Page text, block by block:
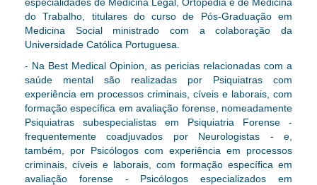
do Trabalho, titulares do curso de Pós-Graduação em
Medicina Social ministrado com a colaboração da
Universidade Católica Portuguesa.
- Na Best Medical Opinion, as pericias relacionadas com a
saúde mental são realizadas por Psiquiatras com
experiência em processos criminais, cíveis e laborais, com
formação específica em avaliação forense, nomeadamente
Psiquiatras subespecialistas em Psiquiatria Forense -
frequentemente coadjuvados por Neurologistas - e,
também, por Psicólogos com experiência em processos
criminais, cíveis e laborais, com formação específica em
avaliação forense - Psicólogos especializados em